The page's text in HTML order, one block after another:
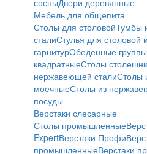
Мебель для общепита
Столы для столовойТумбы
сталиСтулья для столовой
гарнитурОбеденные группы
квадратныеСтолы
нержавеющей сталиСтолы
моечныеСтолы из
посуды
Верстаки слесарные
Столы промышленные
ExpertВерстаки Профи
промышленныеВерстаки